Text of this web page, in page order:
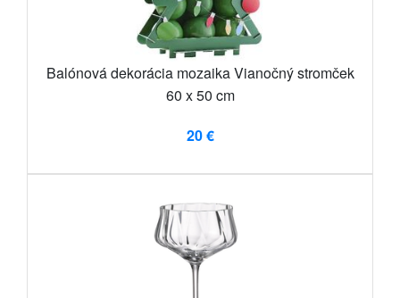
Balónová dekorácia mozaika Vianočný stromček
60 x 50 cm
20 €